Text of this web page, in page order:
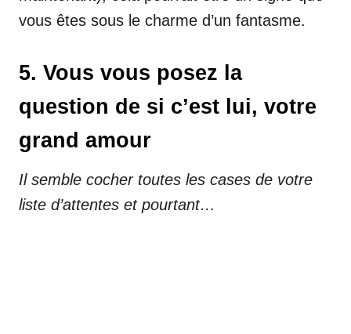
vous êtes sous le charme d’un fantasme.
5. Vous vous posez la
question de si c’est lui, votre
grand amour
Il semble cocher toutes les cases de votre
liste d’attentes et pourtant…